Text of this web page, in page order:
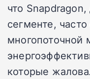
что
сегменте,
многопоточной
которые